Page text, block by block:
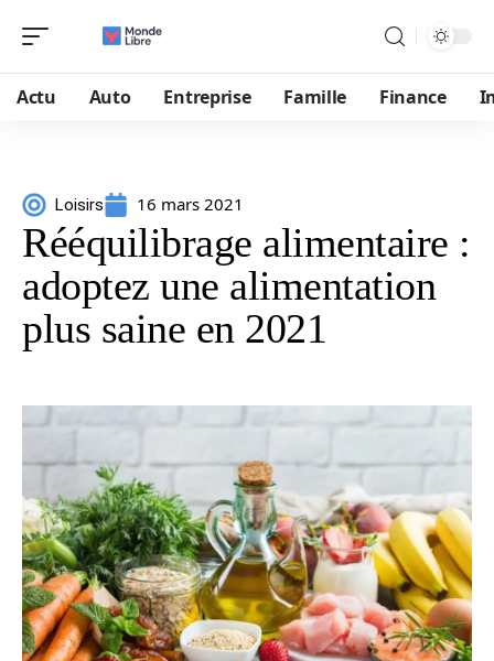
Actu Auto Entreprise Famille Finance
Loisirs 16 mars 2021
Rééquilibrage alimentaire :
adoptez une alimentation
plus saine en 2021